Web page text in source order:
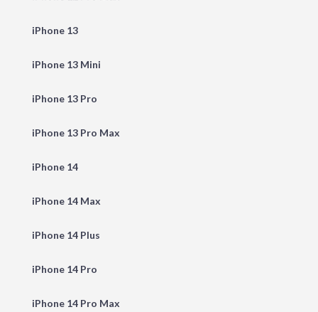
iPhone 13
iPhone 13 Mini
iPhone 13 Pro
iPhone 13 Pro Max
iPhone 14
iPhone 14 Max
iPhone 14 Plus
iPhone 14 Pro
iPhone 14 Pro Max